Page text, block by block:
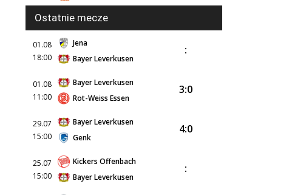
Ostatnie mecze
01.08
18:00
Jena
Bayer Leverkusen
:
01.08
11:00
Bayer Leverkusen
Rot-Weiss Essen
3:0
29.07
15:00
Bayer Leverkusen
Genk
4:0
25.07
15:00
Kickers Offenbach
Bayer Leverkusen
: